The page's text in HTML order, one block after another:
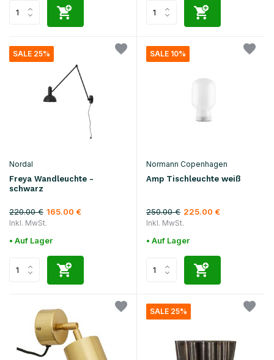
SALE 25%
Nordal
Freya Wandleuchte -
schwarz
220.00 € 165.00 €
Inkl. MwSt.
• Auf Lager
SALE 10%
Normann Copenhagen
Amp Tischleuchte weiß
250.00 € 225.00 €
Inkl. MwSt.
• Auf Lager
SALE 25%